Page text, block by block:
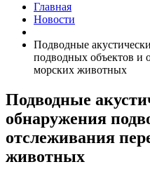
Главная
Новости
Подводные
подводных объектов и
морских животных
Подводные
обнаружения
отслеживания
животных